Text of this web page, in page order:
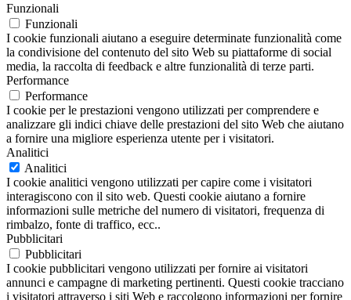
Funzionali
Funzionali
I cookie funzionali aiutano a eseguire determinate funzionalità come
la condivisione del contenuto del sito Web su piattaforme di social
media, la raccolta di feedback e altre funzionalità di terze parti.
Performance
Performance
I cookie per le prestazioni vengono utilizzati per comprendere e
analizzare gli indici chiave delle prestazioni del sito Web che aiutano
a fornire una migliore esperienza utente per i visitatori.
Analitici
Analitici
I cookie analitici vengono utilizzati per capire come i visitatori
interagiscono con il sito web. Questi cookie aiutano a fornire
informazioni sulle metriche del numero di visitatori, frequenza di
rimbalzo, fonte di traffico, ecc..
Pubblicitari
Pubblicitari
I cookie pubblicitari vengono utilizzati per fornire ai visitatori
annunci e campagne di marketing pertinenti. Questi cookie tracciano
i visitatori attraverso i siti Web e raccolgono informazioni per fornire